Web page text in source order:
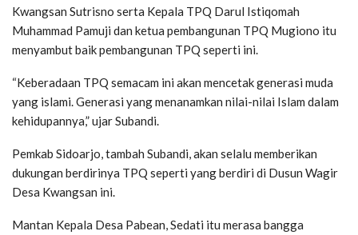
Kwangsan Sutrisno serta Kepala TPQ Darul Istiqomah
Muhammad Pamuji dan ketua pembangunan TPQ Mugiono itu
menyambut baik pembangunan TPQ seperti ini.
“Keberadaan TPQ semacam ini akan mencetak generasi muda
yang islami. Generasi yang menanamkan nilai-nilai Islam dalam
kehidupannya,” ujar Subandi.
Pemkab Sidoarjo, tambah Subandi, akan selalu memberikan
dukungan berdirinya TPQ seperti yang berdiri di Dusun Wagir
Desa Kwangsan ini.
Mantan Kepala Desa Pabean, Sedati itu merasa bangga